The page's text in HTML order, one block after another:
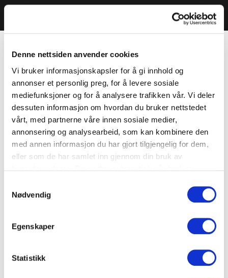
Denne nettsiden anvender cookies
Vi bruker informasjonskapsler for å gi innhold og
annonser et personlig preg, for å levere sosiale
mediefunksjoner og for å analysere trafikken vår. Vi deler
dessuten informasjon om hvordan du bruker nettstedet
vårt, med partnerne våre innen sosiale medier,
annonsering og analysearbeid, som kan kombinere den
med annen informasjon du har gjort tilgjengelig for dem,
eller som de har samlet inn gjennom din bruk av
Nødvendig
Egenskaper
Statistikk